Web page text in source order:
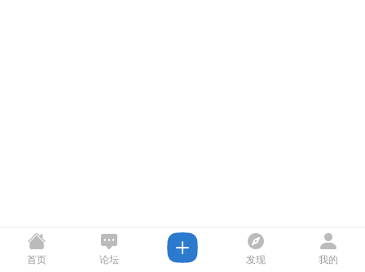
首页 论坛 发现 我的